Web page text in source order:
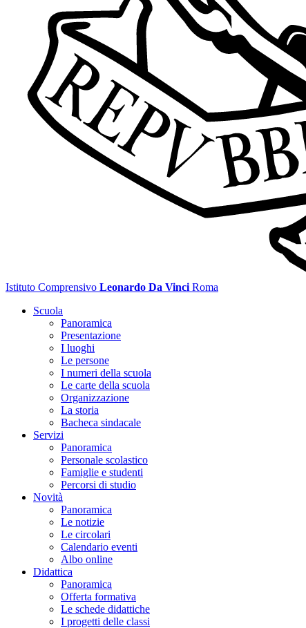
Istituto Comprensivo Leonardo Da Vinci Roma
Scuola
Panoramica
Presentazione
I luoghi
Le persone
I numeri della scuola
Le carte della scuola
Organizzazione
La storia
Bacheca sindacale
Servizi
Panoramica
Personale scolastico
Famiglie e studenti
Percorsi di studio
Novità
Panoramica
Le notizie
Le circolari
Calendario eventi
Albo online
Didattica
Panoramica
Offerta formativa
Le schede didattiche
I progetti delle classi